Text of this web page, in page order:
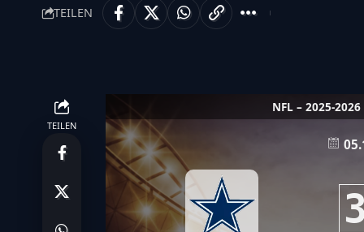
TEILEN
TEILEN
NFL – 2025-2026